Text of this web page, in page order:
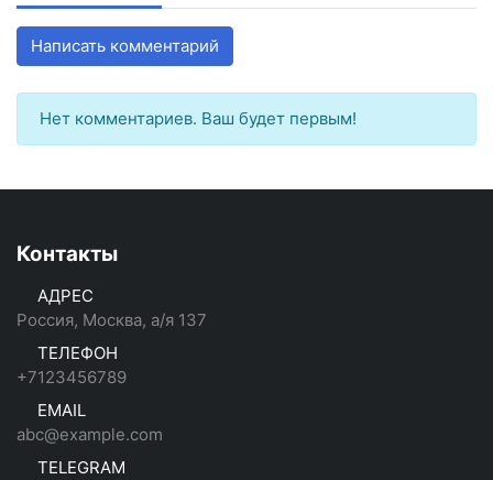
Написать комментарий
Нет комментариев. Ваш будет первым!
Контакты
АДРЕС
Россия, Москва, а/я 137
ТЕЛЕФОН
+7123456789
EMAIL
abc@example.com
TELEGRAM